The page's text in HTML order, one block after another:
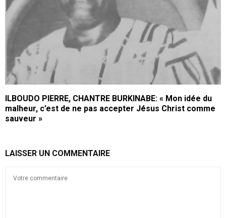
ILBOUDO PIERRE, CHANTRE BURKINABE: « Mon idée du
malheur, c’est de ne pas accepter Jésus Christ comme
sauveur »
LAISSER UN COMMENTAIRE